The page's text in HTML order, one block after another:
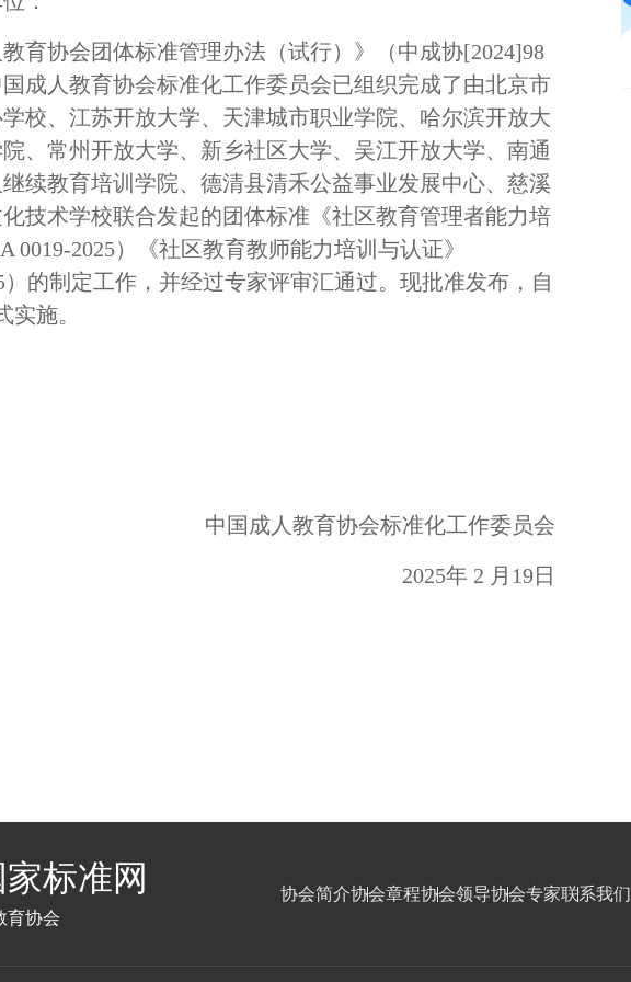
依标认证
知学在线
会员单位
育协会团体标准管理办法（试行）》（中成协[2024]98
成人教育协会标准化工作委员会已组织完成了由北京市
校、江苏开放大学、天津城市职业学院、哈尔滨开放大
、常州开放大学、新乡社区大学、吴江开放大学、南通
续教育培训学院、德清县清禾公益事业发展中心、慈溪
技术学校联合发起的团体标准《社区教育管理者能力培
0019-2025）《社区教育教师能力培训与认证》
）的制定工作，并经过专家评审汇通过。现批准发布，自
实施。
中国成人教育协会标准化工作委员会
2025年 2 月19日
标准网
育协会
协会简介协会章程协会领导协会专家联系我们